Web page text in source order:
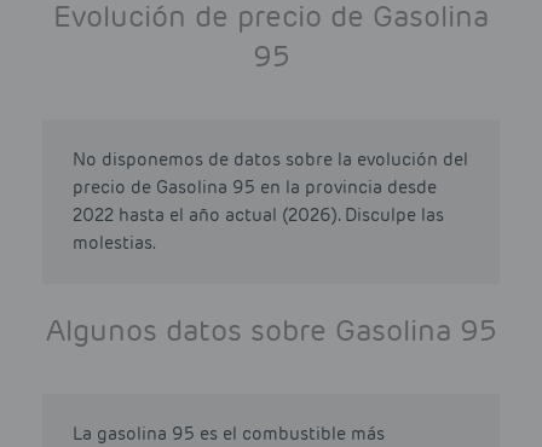
Evolución de precio de Gasolina
95
No disponemos de datos sobre la evolución del
precio de Gasolina 95 en la provincia desde
2022 hasta el año actual (2026). Disculpe las
molestias.
Algunos datos sobre Gasolina 95
La gasolina 95 es el combustible más